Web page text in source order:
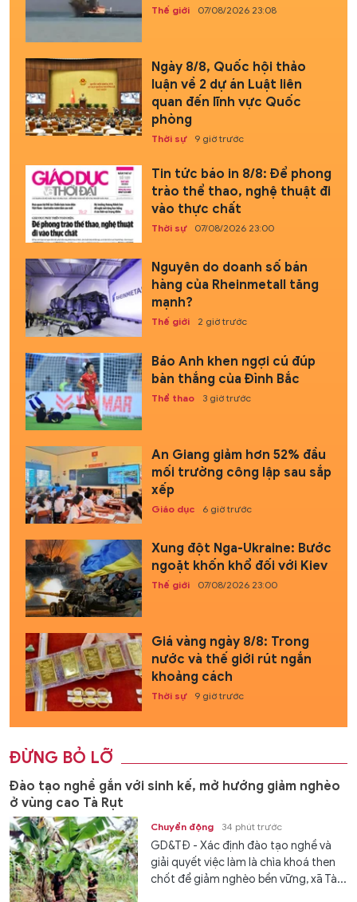
Thế giới 07/08/2026 23:08
Ngày 8/8, Quốc hội thảo
luận về 2 dự án Luật liên
quan đến lĩnh vực Quốc
phòng
Thời sự 9 giờ trước
Tin tức báo in 8/8: Để phong
trào thể thao, nghệ thuật đi
vào thực chất
Thời sự 07/08/2026 23:00
Nguyên do doanh số bán
hàng của Rheinmetall tăng
mạnh?
Thế giới 2 giờ trước
Báo Anh khen ngợi cú đúp
bàn thắng của Đình Bắc
Thể thao 3 giờ trước
An Giang giảm hơn 52% đầu
mối trường công lập sau sắp
xếp
Giáo dục 6 giờ trước
Xung đột Nga-Ukraine: Bước
ngoặt khốn khổ đối với Kiev
Thế giới 07/08/2026 23:00
Giá vàng ngày 8/8: Trong
nước và thế giới rút ngắn
khoảng cách
Thời sự 9 giờ trước
ĐỪNG BỎ LỠ
Đào tạo nghề gắn với sinh kế, mở hướng giảm nghèo
ở vùng cao Tà Rụt
Chuyển động 34 phút trước
GD&TĐ - Xác định đào tạo nghề và
giải quyết việc làm là chìa khoá then
chốt để giảm nghèo bền vững, xã Tà...